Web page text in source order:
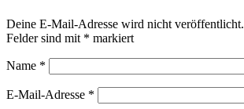
Deine E-Mail-Adresse wird nicht veröffentlicht.
Felder sind mit * markiert
Name *
E-Mail-Adresse *